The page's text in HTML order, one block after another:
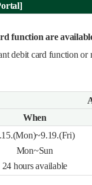
function are
debit card function or
When
Mon~Sun
24 hours available